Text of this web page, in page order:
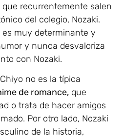
recurrentemente salen
del colegio, Nozaki.
muy determinante y
y nunca desvaloriza
con Nozaki.
no es la típica
de romance, que
o trata de hacer amigos
Por otro lado, Nozaki
de la historia,